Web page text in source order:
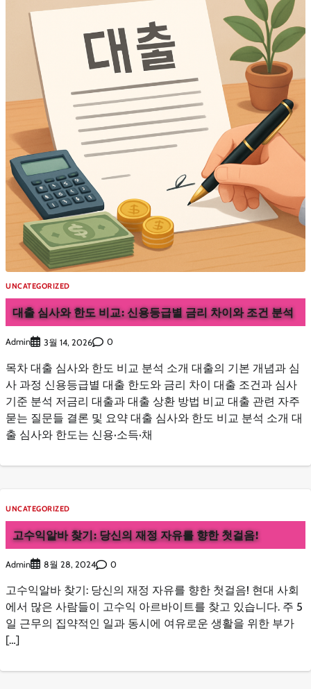
UNCATEGORIZED
대출 심사와 한도 비교: 신용등급별 금리 차이와 조건 분석
Admin 3월 14, 2026 0
목차 대출 심사와 한도 비교 분석 소개 대출의 기본 개념과 심
사 과정 신용등급별 대출 한도와 금리 차이 대출 조건과 심사
기준 분석 저금리 대출과 대출 상환 방법 비교 대출 관련 자주
묻는 질문들 결론 및 요약 대출 심사와 한도 비교 분석 소개 대
출 심사와 한도는 신용·소득·채
UNCATEGORIZED
고수익알바 찾기: 당신의 재정 자유를 향한 첫걸음!
Admin 8월 28, 2024 0
고수익알바 찾기: 당신의 재정 자유를 향한 첫걸음! 현대 사회
에서 많은 사람들이 고수익 아르바이트를 찾고 있습니다. 주 5
일 근무의 집약적인 일과 동시에 여유로운 생활을 위한 부가
[…]